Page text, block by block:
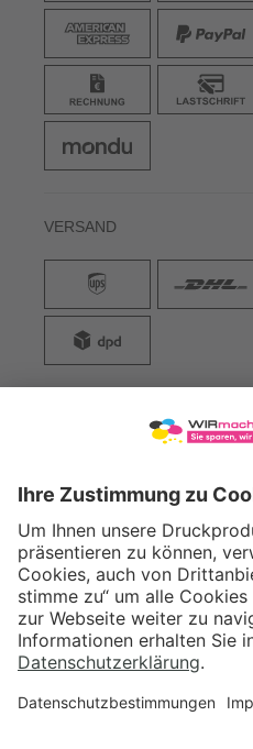
VERSAND
WIRmachenDRUCK GmbH
71522 Backnang
Tel.: +49 (0) 711 995 982 - 20
Fax: +49 (0) 711 995 982 - 21
SOCIAL MEDIA